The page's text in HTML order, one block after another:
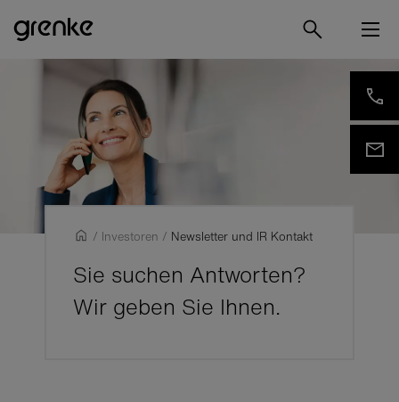
/ Investoren / Newsletter und IR Kontakt
Sie suchen Antworten?
Wir geben Sie Ihnen.